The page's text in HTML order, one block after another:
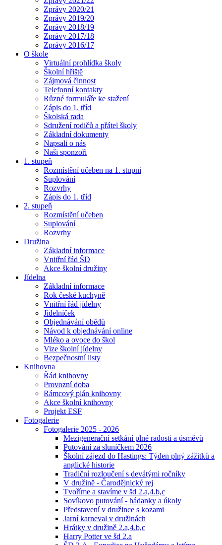
Zprávy 2020/21
Zprávy 2019/20
Zprávy 2018/19
Zprávy 2017/18
Zprávy 2016/17
O škole
Virtuální prohlídka školy
Školní hřiště
Zájmová činnost
Telefonní kontakty
Různé formuláře ke stažení
Zápis do 1. tříd
Školská rada
Sdružení rodičů a přátel školy
Základní dokumenty
Napsali o nás
Naši sponzoři
1. stupeň
Rozmístění učeben na 1. stupni
Suplování
Rozvrhy
Zápis do 1. tříd
2. stupeň
Rozmístění učeben
Suplování
Rozvrhy
Družina
Základní informace
Vnitřní řád ŠD
Akce školní družiny
Jídelna
Základní informace
Rok české kuchyně
Vnitřní řád jídelny
Jídelníček
Objednávání obědů
Návod k objednávání online
Mléko a ovoce do škol
Vize školní jídelny
Bezpečnostní listy
Knihovna
Řád knihovny
Provozní doba
Rámcový plán knihovny
Akce školní knihovny
Projekt ESF
Fotogalerie
Fotogalerie 2025 - 2026
Mezigenerační setkání plné radosti a úsměvů
Putování za sluníčkem 2026
Školní zájezd do Hastings: Týden plný zážitků a
anglické historie
Tradiční rozloučení s devátými ročníky
V družině - Čarodějnický rej
Tvoříme a stavíme v šd 2.a,4.b,c
Sovíkovo putování - hádanky a úkoly
Představení v družince s kozami
Jarní karneval v družinách
Hrátky v družině 2.a,4.b,c
Harry Potter ve šd 2.a